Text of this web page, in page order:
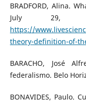
BRADFORD, Alina.
July 29,
https://
theory-definition-of-
BARACHO, José
federalismo. Belo
BONAVIDES, Paulo.